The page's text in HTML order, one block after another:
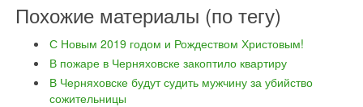
Похожие материалы (по тегу)
С Новым 2019 годом и Рождеством Христовым!
В пожаре в Черняховске закоптило квартиру
В Черняховске будут судить мужчину за убийство
сожительницы